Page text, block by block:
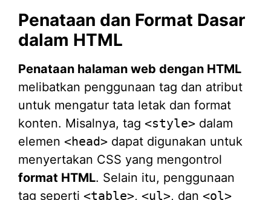
Penataan dan Format Dasar
dalam HTML
Penataan halaman web dengan HTML
melibatkan penggunaan tag dan atribut
untuk mengatur tata letak dan format
konten. Misalnya, tag <style> dalam
elemen <head> dapat digunakan untuk
menyertakan CSS yang mengontrol
format HTML. Selain itu, penggunaan
tag seperti <table>, <ul>, dan <ol>